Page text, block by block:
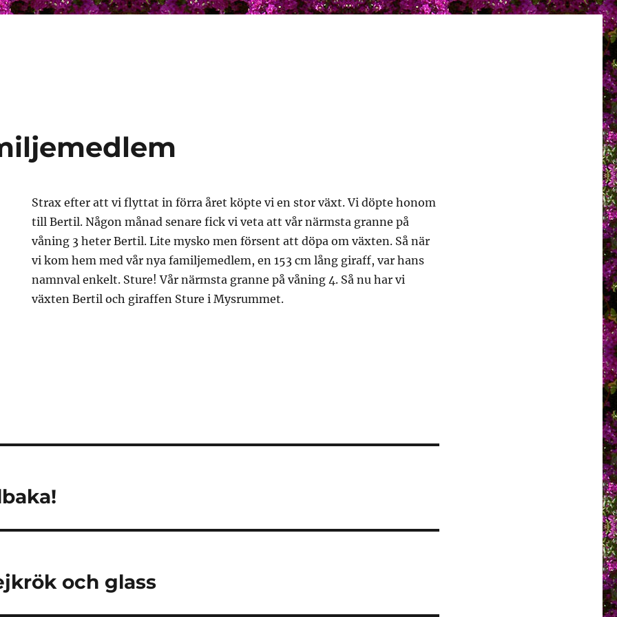
Strax efter att vi flyttat in förra året köpte vi en stor växt. Vi döpte honom
till Bertil. Någon månad senare fick vi veta att vår närmsta granne på
våning 3 heter Bertil. Lite mysko men försent att döpa om växten. Så när
vi kom hem med vår nya familjemedlem, en 153 cm lång giraff, var hans
namnval enkelt. Sture! Vår närmsta granne på våning 4. Så nu har vi
växten Bertil och giraffen Sture i Mysrummet.
och glass